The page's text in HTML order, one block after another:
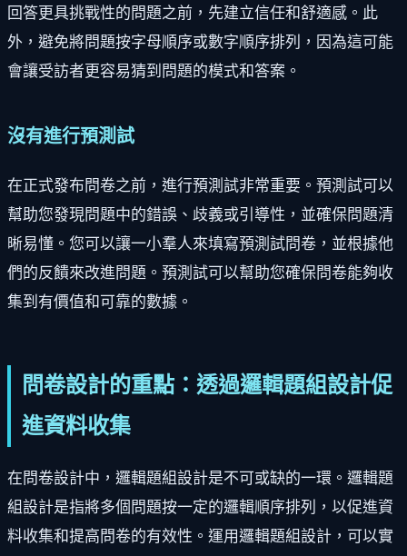
回答更具挑戰性的問題之前，先建立信任和舒適感。此
外，避免將問題按字母順序或數字順序排列，因為這可能
會讓受訪者更容易猜到問題的模式和答案。
沒有進行預測試
在正式發布問卷之前，進行預測試非常重要。預測試可以
幫助您發現問題中的錯誤、歧義或引導性，並確保問題清
晰易懂。您可以讓一小羣人來填寫預測試問卷，並根據他
們的反饋來改進問題。預測試可以幫助您確保問卷能夠收
集到有價值和可靠的數據。
問卷設計的重點：透過邏輯題組設計促
進資料收集
在問卷設計中，邏輯題組設計是不可或缺的一環。邏輯題
組設計是指將多個問題按一定的邏輯順序排列，以促進資
料收集和提高問卷的有效性。運用邏輯題組設計，可以實